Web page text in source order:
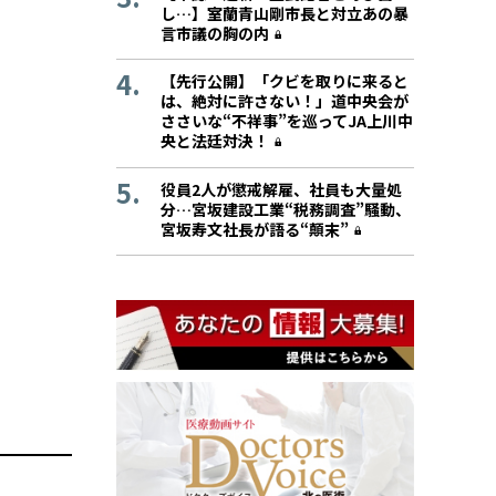
し…】室蘭青山剛市長と対立あの暴
言市議の胸の内
【先行公開】「クビを取りに来ると
は、絶対に許さない！」道中央会が
ささいな“不祥事”を巡ってJA上川中
央と法廷対決！
役員2人が懲戒解雇、社員も大量処
分…宮坂建設工業“税務調査”騒動、
宮坂寿文社長が語る“顛末”